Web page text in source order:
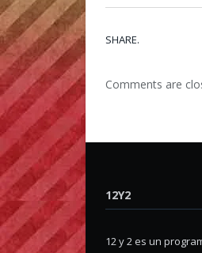
SHARE.
Comments are
12Y2
12 y 2 es un